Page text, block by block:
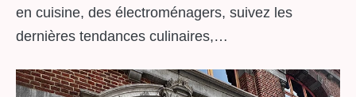
en cuisine, des électroménagers, suivez les
dernières tendances culinaires,…